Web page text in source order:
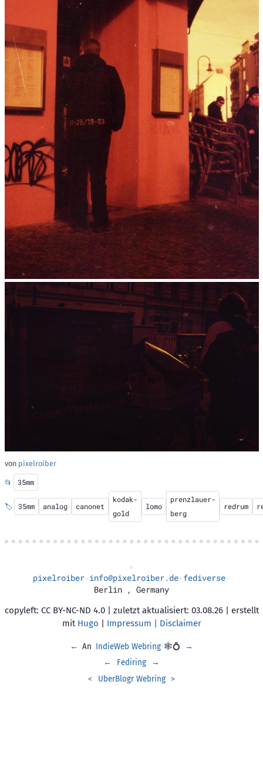
von pixelroiber
📂 35mm
🏷️ 35mm analog canonet
kodak-
gold
lomo
prenzlauer-
berg
redrum
pixelroiber· info@pixelroiber.de· fediverse·
Berlin , Germany
copyleft: CC BY-NC-ND 4.0 | zuletzt aktualisiert: 03.08.26 | erstellt
mit Hugo | Impressum | Disclaimer
← An IndieWeb Webring 🕸💍
→
←
Fediring
→
<
UberBlogr Webring >